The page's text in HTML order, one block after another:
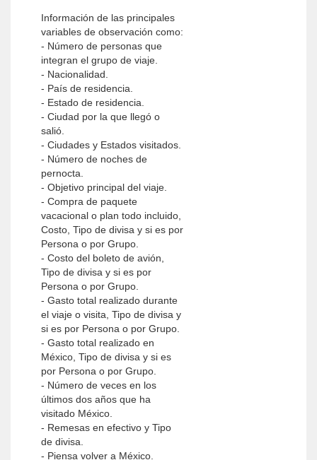
Información de las principales
variables de observación como:
- Número de personas que
integran el grupo de viaje.
- Nacionalidad.
- País de residencia.
- Estado de residencia.
- Ciudad por la que llegó o
salió.
- Ciudades y Estados visitados.
- Número de noches de
pernocta.
- Objetivo principal del viaje.
- Compra de paquete
vacacional o plan todo incluido,
Costo, Tipo de divisa y si es por
Persona o por Grupo.
- Costo del boleto de avión,
Tipo de divisa y si es por
Persona o por Grupo.
- Gasto total realizado durante
el viaje o visita, Tipo de divisa y
si es por Persona o por Grupo.
- Gasto total realizado en
México, Tipo de divisa y si es
por Persona o por Grupo.
- Número de veces en los
últimos dos años que ha
visitado México.
- Remesas en efectivo y Tipo
de divisa.
- Piensa volver a México.